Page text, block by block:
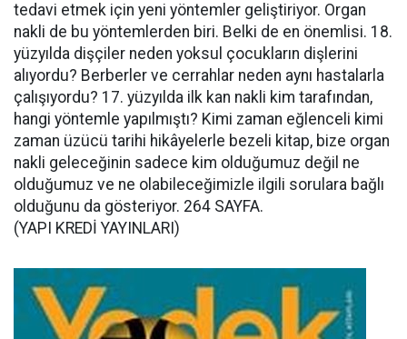
tedavi etmek için yeni yöntemler geliştiriyor. Organ
nakli de bu yöntemlerden biri. Belki de en önemlisi. 18.
yüzyılda dişçiler neden yoksul çocukların dişlerini
alıyordu? Berberler ve cerrahlar neden aynı hastalarla
çalışıyordu? 17. yüzyılda ilk kan nakli kim tarafından,
hangi yöntemle yapılmıştı? Kimi zaman eğlenceli kimi
zaman üzücü tarihi hikâyelerle bezeli kitap, bize organ
nakli geleceğinin sadece kim olduğumuz değil ne
olduğumuz ve ne olabileceğimizle ilgili sorulara bağlı
olduğunu da gösteriyor. 264 SAYFA.
(YAPI KREDİ YAYINLARI)